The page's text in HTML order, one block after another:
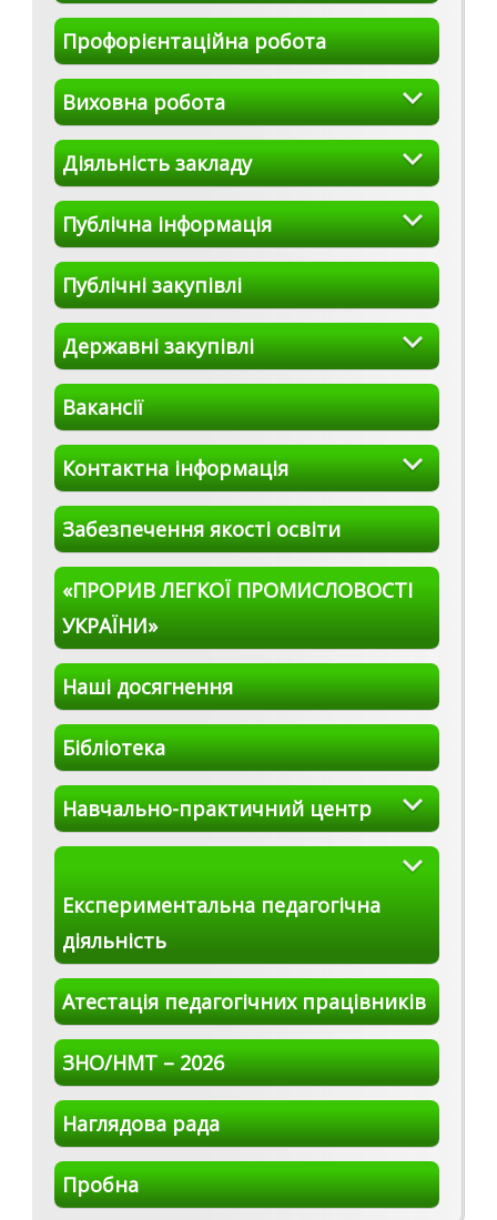
Профорієнтаційна робота
Виховна робота
Діяльність закладу
Публічна інформація
Публічні закупівлі
Державні закупівлі
Вакансії
Контактна інформація
Забезпечення якості освіти
«ПРОРИВ ЛЕГКОЇ ПРОМИСЛОВОСТІ
УКРАЇНИ»
Наші досягнення
Бібліотека
Навчально-практичний центр
Експериментальна педагогічна
діяльність
Атестація педагогічних працівників
ЗНО/НМТ – 2026
Наглядова рада
Пробна